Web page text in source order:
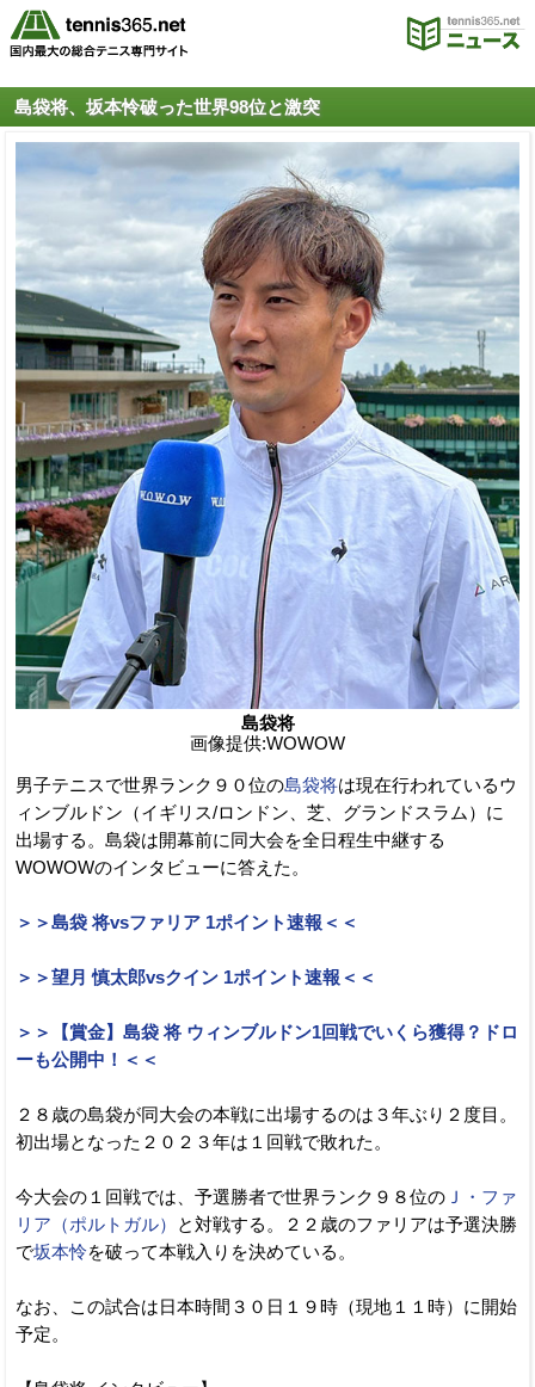
島袋将、坂本怜破った世界98位と激突
島袋将
画像提供:WOWOW
男子テニスで世界ランク９０位の島袋将は現在行われているウ
ィンブルドン（イギリス/ロンドン、芝、グランドスラム）に
出場する。島袋は開幕前に同大会を全日程生中継する
WOWOWのインタビューに答えた。
＞＞島袋 将vsファリア 1ポイント速報＜＜
＞＞望月 慎太郎vsクイン 1ポイント速報＜＜
＞＞【賞金】島袋 将 ウィンブルドン1回戦でいくら獲得？ドロ
ーも公開中！＜＜
２８歳の島袋が同大会の本戦に出場するのは３年ぶり２度目。
初出場となった２０２３年は１回戦で敗れた。
今大会の１回戦では、予選勝者で世界ランク９８位の Ｊ・ファ
リア（ポルトガル）
と対戦する。２２歳のファリアは予選決勝
で坂本怜を破って本戦入りを決めている。
なお、この試合は日本時間３０日１９時（現地１１時）に開始
予定。